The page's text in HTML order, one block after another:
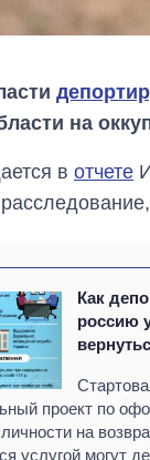
на
в отчете
Как
россию
проект по
на
услугой могут